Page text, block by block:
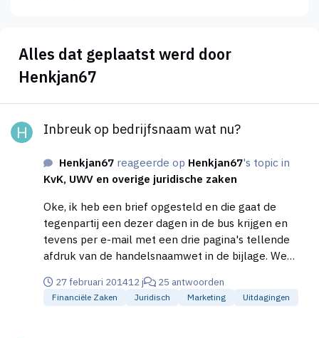
Alles dat geplaatst werd door
Henkjan67
Inbreuk op bedrijfsnaam wat nu?
Henkjan67 reageerde op Henkjan67's topic in
KvK, UWV en overige juridische zaken
Oke, ik heb een brief opgesteld en die gaat de
tegenpartij een dezer dagen in de bus krijgen en
tevens per e-mail met een drie pagina's tellende
afdruk van de handelsnaamwet in de bijlage. We
noodzakelijk zal worden om verder te escaleren.
Gezien de instelling van m'n vader zijn neef lijkt
27 februari 201412 j 25 antwoorden
Financiële Zaken Juridisch Marketing Uitdagingen